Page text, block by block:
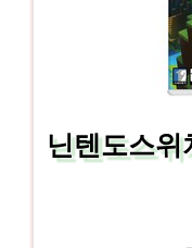
닌텐도스위